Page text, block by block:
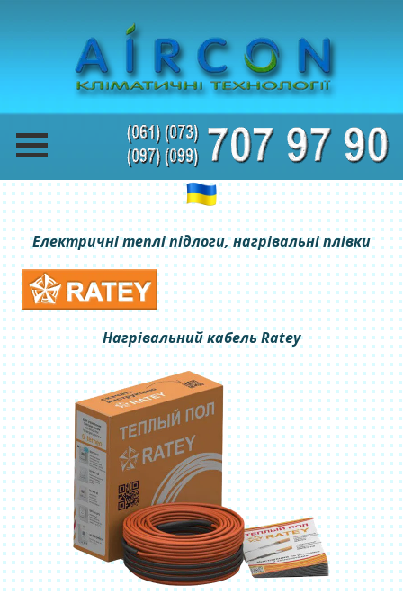
Електричні теплі підлоги, нагрівальні плівки
Нагрівальний кабель Ratey